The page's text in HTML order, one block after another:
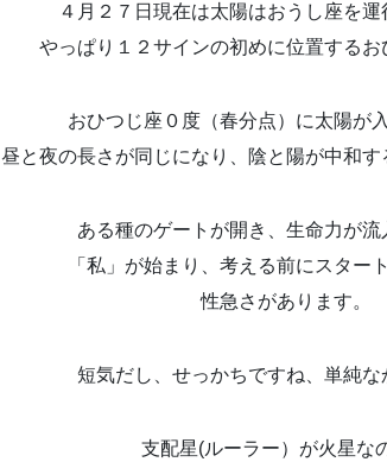
４月２７日現在は太陽はおうし座を
やっぱり１２サインの初めに位置するお
おひつじ座０度（春分点）に太陽が
昼と夜の長さが同じになり、陰と陽が中和す
ある種のゲートが開き、生命力が流
「私」が始まり、考える前にスター
性急さがあります。
短気だし、せっかちですね、単純な
支配星(ルーラー）が火星な